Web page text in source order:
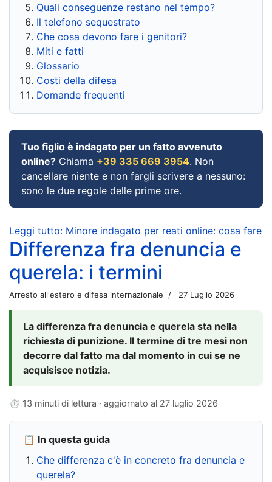
Quali conseguenze restano nel tempo?
Il telefono sequestrato
Che cosa devono fare i genitori?
Miti e fatti
Glossario
Costi della difesa
Domande frequenti
Tuo figlio è indagato per un fatto avvenuto
online? Chiama +39 335 669 3954. Non
cancellare niente e non fargli scrivere a nessuno:
sono le due regole delle prime ore.
Leggi tutto: Minore indagato per reati online: cosa fare
Differenza fra denuncia e
querela: i termini
Arresto all'estero e difesa internazionale 27 Luglio 2026
La differenza fra denuncia e querela sta nella
richiesta di punizione. Il termine di tre mesi non
decorre dal fatto ma dal momento in cui se ne
acquisisce notizia.
⏱ 13 minuti di lettura · aggiornato al 27 luglio 2026
📋 In questa guida
Che differenza c'è in concreto fra denuncia e
querela?